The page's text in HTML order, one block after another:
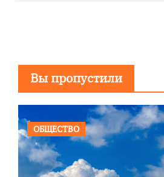
Вы пропустили
ОБЩЕСТВО